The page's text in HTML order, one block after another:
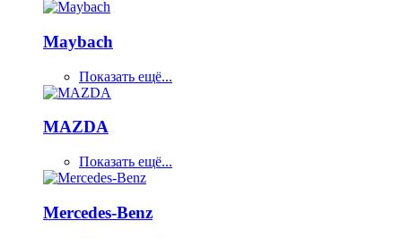
Maybach
Показать ещё...
MAZDA
Показать ещё...
Mercedes-Benz